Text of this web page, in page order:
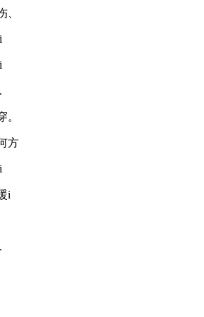
、
。
方
i